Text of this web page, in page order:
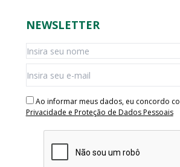
NEWSLETTER
Ao informar meus dados, eu concordo
Privacidade e Proteção de Dados Pessoais